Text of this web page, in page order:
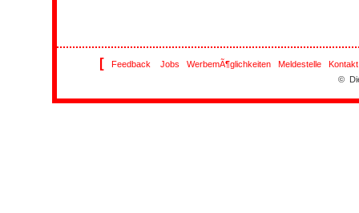
[ Feedback Jobs WerbemÃ¶glichkeiten Meldestelle
Kontakt
©